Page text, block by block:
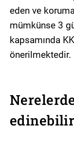
eden ve
mümkünse 3
kapsamında
önerilmektedir.